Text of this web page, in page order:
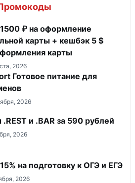
₽ на оформление
карты + кешбэк 5 $
карты
2026
Готовое питание для
2026
и .BAR за 590 рублей
2026
на подготовку к ОГЭ и ЕГЭ
2026